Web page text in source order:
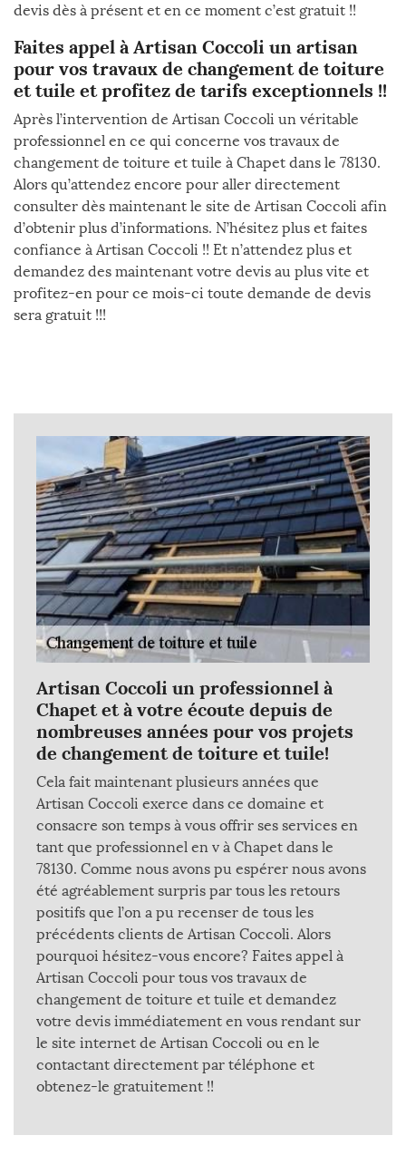
devis dès à présent et en ce moment c’est gratuit !!
Faites appel à Artisan Coccoli un artisan
pour vos travaux de changement de toiture
et tuile et profitez de tarifs exceptionnels !!
Après l’intervention de Artisan Coccoli un véritable
professionnel en ce qui concerne vos travaux de
changement de toiture et tuile à Chapet dans le 78130.
Alors qu’attendez encore pour aller directement
consulter dès maintenant le site de Artisan Coccoli afin
d’obtenir plus d’informations. N’hésitez plus et faites
confiance à Artisan Coccoli !! Et n’attendez plus et
demandez des maintenant votre devis au plus vite et
profitez-en pour ce mois-ci toute demande de devis
sera gratuit !!!
Artisan Coccoli un professionnel à
Chapet et à votre écoute depuis de
nombreuses années pour vos projets
de changement de toiture et tuile!
Cela fait maintenant plusieurs années que
Artisan Coccoli exerce dans ce domaine et
consacre son temps à vous offrir ses services en
tant que professionnel en v à Chapet dans le
78130. Comme nous avons pu espérer nous avons
été agréablement surpris par tous les retours
positifs que l’on a pu recenser de tous les
précédents clients de Artisan Coccoli. Alors
pourquoi hésitez-vous encore? Faites appel à
Artisan Coccoli pour tous vos travaux de
changement de toiture et tuile et demandez
votre devis immédiatement en vous rendant sur
le site internet de Artisan Coccoli ou en le
contactant directement par téléphone et
obtenez-le gratuitement !!